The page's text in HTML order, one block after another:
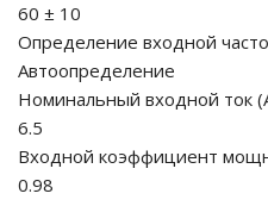
и среднего офиса
и продвинутых
и
60 ± 10
Определение входной
Автоопределение
Номинальный входной ток (
6.5
Входной коэффициент
0.98